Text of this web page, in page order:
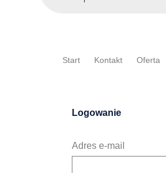
Start Kontakt Oferta
Logowanie
Adres e-mail